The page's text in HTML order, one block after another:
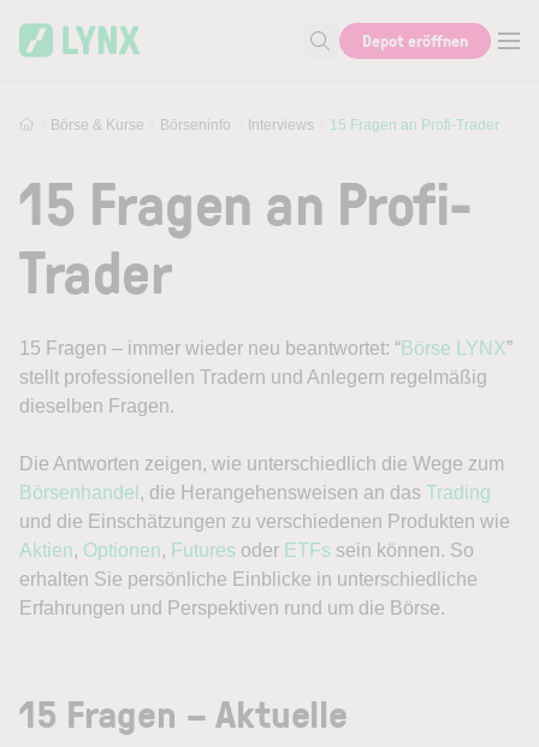
Suche nach Aktie, Autor...
Depot eröffnen
Börse & Kurse Börseninfo Interviews 15 Fragen an Profi-Trader
15 Fragen an Profi-
Trader
15 Fragen – immer wieder neu beantwortet: “Börse LYNX”
stellt professionellen Tradern und Anlegern regelmäßig
dieselben Fragen.
Die Antworten zeigen, wie unterschiedlich die Wege zum
Börsenhandel , die Herangehensweisen an das Trading
und die Einschätzungen zu verschiedenen Produkten wie
Aktien, Optionen, Futures oder ETFs sein können. So
erhalten Sie persönliche Einblicke in unterschiedliche
Erfahrungen und Perspektiven rund um die Börse.
15 Fragen – Aktuelle